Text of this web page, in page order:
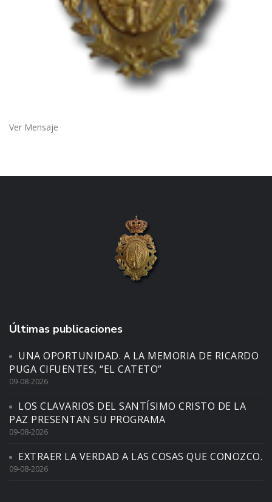
Ver Mensaje
Últimas publicaciones
UNA OPORTUNIDAD. A LA MEMORIA DE RICARDO
PUGA CIFUENTES, “EL CATETO”
09-08-2026
LOS CLAVARIOS DEL SANTÍSIMO CRISTO DE LA
PAZ PRESENTAN SU PROGRAMA
09-08-2026
EXTRAER LA VERDAD A LAS COSAS QUE CONOZCO.
09-08-2026